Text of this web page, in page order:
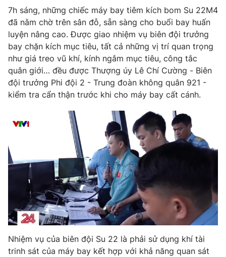
Khán giả
Giải sao mai
Sao
Du lịch
Làm đẹp
Chất lượng cuộc sống
Giáo dục
Tuyển sinh
Học trực tuyến
Công nghệ
Hitech Công nghệ tương lai
Sản phẩm
Tư vấn
Giao lưu trực tuyến
Lịch phát sóng
Emagazine Podcast
Photo Infographic
Video Shorts video
VTV Money VTV Thể thao
7h sáng, những chiếc máy bay tiêm kích bom Su 22M4
đã nằm chờ trên sân đỗ, sẵn sàng cho buổi bay huấn
luyện nâng cao. Được giao nhiệm vụ biên đội trưởng
bay chặn kích mục tiêu, tất cả những vị trí quan trọng
như giá treo vũ khí, kính ngắm mục tiêu, công tắc
quân giới… đều được Thượng úy Lê Chí Cường - Biên
đội trưởng Phi đội 2 - Trung đoàn không quân 921 -
kiểm tra cẩn thận trước khi cho máy bay cất cánh.
Nhiệm vụ của biên đội Su 22 là phải sử dụng khí tài
trinh sát của máy bay kết hợp với khả năng quan sát